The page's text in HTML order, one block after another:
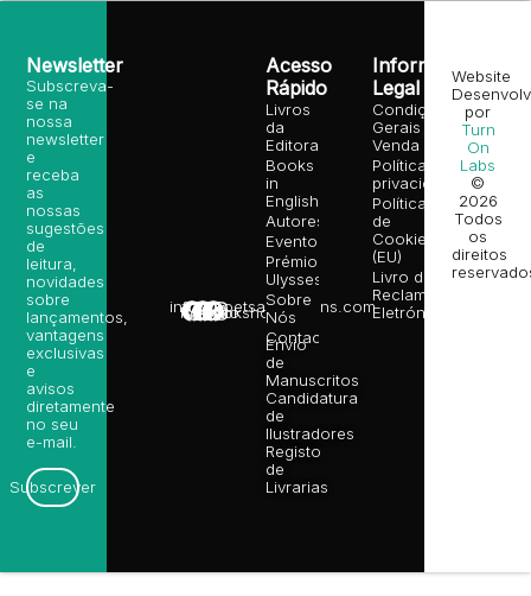
info@poetsandragons.com
Infantil
Adulto
Bookshop
Acesso
Rápido
Livros
da
Editora
Books
in
English
Autores
Eventos
Prémio
Ulysses
Sobre
Nós
Contactos
Envio
de
Manuscritos
Candidatura
de
Ilustradores
Registo
de
Livrarias
Informação
Legal
Condições
Gerais de
Venda
Política de
privacidade
Política
de
Cookies
(EU)
Livro de
Reclamações
Eletrónico
Newsletter
Subscreva-
se na
nossa
newsletter
e
receba
as
nossas
sugestões
de
leitura,
novidades
sobre
lançamentos,
vantagens
exclusivas
e
avisos
diretamente
no seu
e-mail.
Subscrever
Website
por
Turn
On
Labs
©
2026
Todos
os
direitos